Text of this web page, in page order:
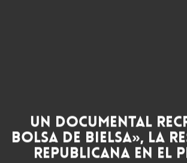
Un documental
Bolsa de Bielsa», la
republicana en el